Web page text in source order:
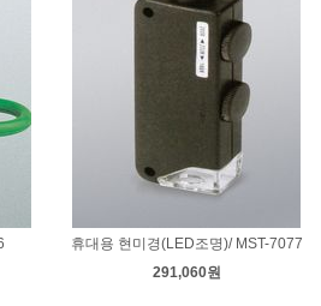
휴대용 현미경(LED조명)/ MST-7077
291,060원